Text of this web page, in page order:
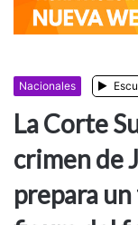
Nacionales
La Corte
crimen de
prepara